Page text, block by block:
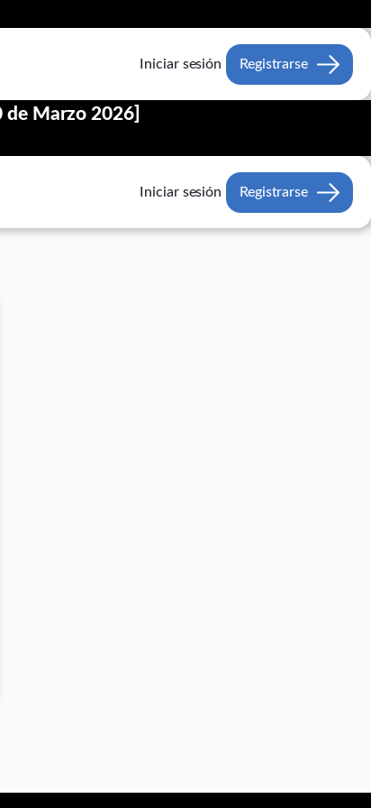
Iniciar sesión Registrarse
de Marzo 2026]
Iniciar sesión Registrarse